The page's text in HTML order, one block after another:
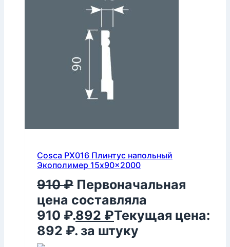
Cosca PX016 Плинтус напольный
Экополимер 15x90x2000
910₽ Первоначальная
цена составляла
910 ₽.892 ₽Текущая цена:
892 ₽. за штуку